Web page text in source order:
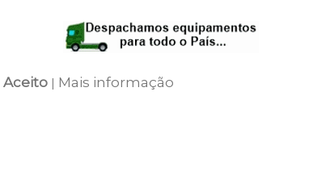
Aceito | Mais informação